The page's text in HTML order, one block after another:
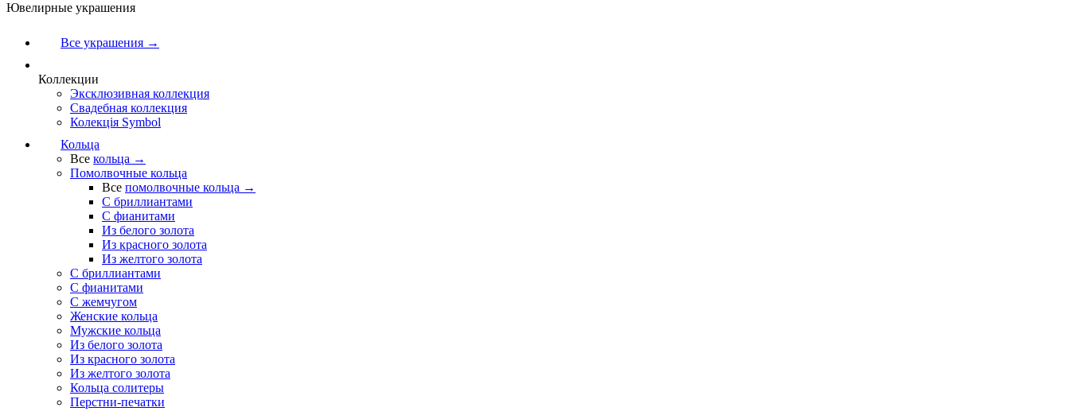
Ювелирные украшения
Все украшения →
Коллекции
Эксклюзивная коллекция
Свадебная коллекция
Колекція Symbol
Кольца
Все кольца →
Помолвочные кольца
Все помолвочные кольца →
С бриллиантами
С фианитами
Из белого золота
Из красного золота
Из желтого золота
С бриллиантами
С фианитами
С жемчугом
Женские кольца
Мужские кольца
Из белого золота
Из красного золота
Из желтого золота
Кольца солитеры
Перстни-печатки